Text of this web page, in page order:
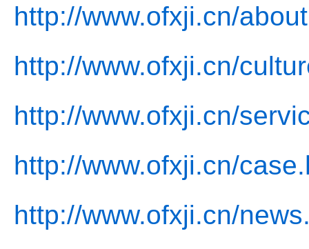
http://www.ofxji.cn/
http://www.ofxji.cn/
http://www.ofxji.cn/
http://www.ofxji.cn/
http://www.ofxji.cn/